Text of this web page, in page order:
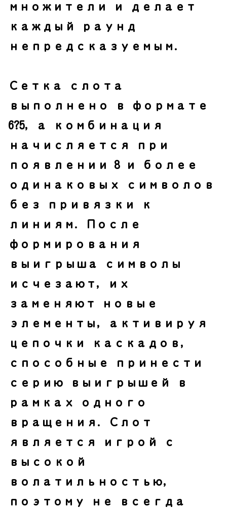
множители и делает
каждый раунд
непредсказуемым.
Сетка слота
выполнено в формате
6?5, а комбинация
начисляется при
появлении 8 и более
одинаковых символов
без привязки к
линиям. После
формирования
выигрыша символы
исчезают, их
заменяют новые
элементы, активируя
цепочки каскадов,
способные принести
серию выигрышей в
рамках одного
вращения. Слот
является игрой с
высокой
волатильностью,
поэтому не всегда